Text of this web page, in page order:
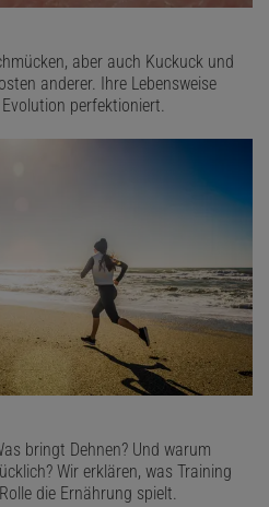
aber auch Kuckuck und
anderer. Ihre Lebensweise
perfektioniert.
bringt Dehnen? Und warum
Wir erklären, was Training
die Ernährung spielt.